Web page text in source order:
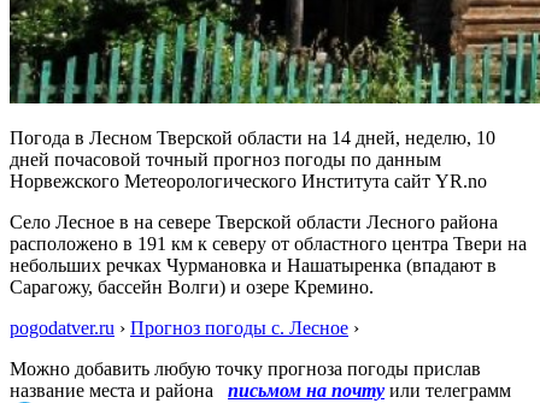
Погода в Лесном Тверской области на 14 дней, неделю, 10
дней почасовой точный прогноз погоды по данным
Норвежского Метеорологического Института сайт YR.no
Село Лесное в на севере Тверской области Лесного района
расположено в 191 км к северу от областного центра Твери на
небольших речках Чурмановка и Нашатыренка (впадают в
Сарагожу, бассейн Волги) и озере Кремино.
pogodatver.ru › Прогноз погоды с. Лесное ›
Можно добавить любую точку прогноза погоды прислав
название места и района
письмом на почту или телеграмм